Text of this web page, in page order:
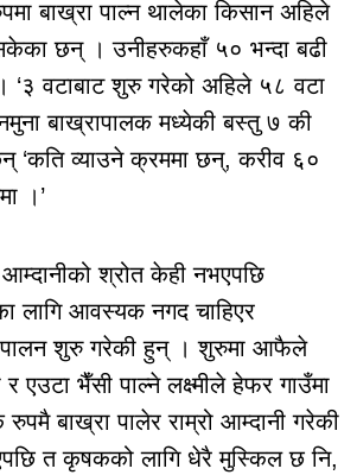
बाख्रा पाल्न थालेका किसान अहिले
छन् । उनीहरुकहाँ ५० भन्दा बढी
‘३ वटाबाट शुरु गरेको अहिले ५८ वटा
बाख्रापालक मध्येकी बस्तु ७ की
‘कति व्याउने क्रममा छन्, करीव ६०
।’
आम्दानीको श्रोत केही नभएपछि
लागि आवस्यक नगद चाहिएर
पालन शुरु गरेकी हुन् । शुरुमा आफैले
र एउटा भैँसी पाल्ने लक्ष्मीले हेफर गाउँमा
बाख्रा पालेर राम्रो आम्दानी गरेकी
त कृषकको लागि धेरै मुस्किल छ नि,